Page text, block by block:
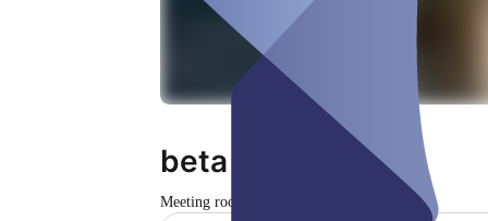
beta idea lab
Meeting room